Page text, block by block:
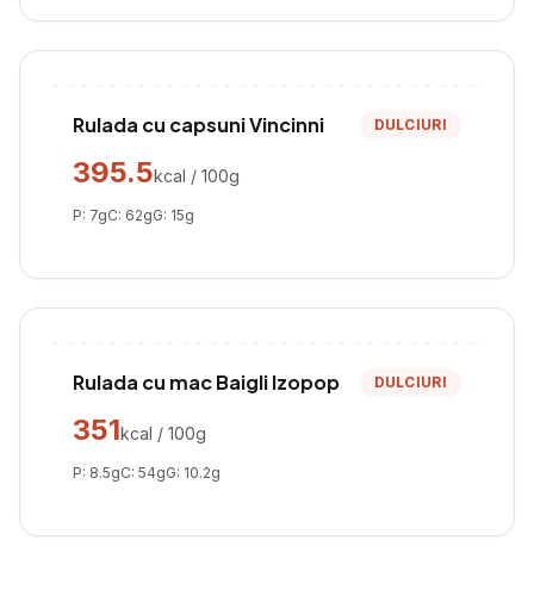
Rulada cu capsuni Vincinni DULCIURI
395.5kcal / 100g
P: 7gC: 62gG: 15g
Rulada cu mac Baigli Izopop DULCIURI
351kcal / 100g
P: 8.5gC: 54gG: 10.2g